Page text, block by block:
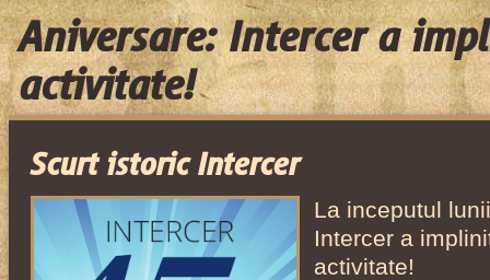
Aniversare: Intercer a
activitate!
Scurt istoric Intercer
La inceputul
Intercer a
activitate!